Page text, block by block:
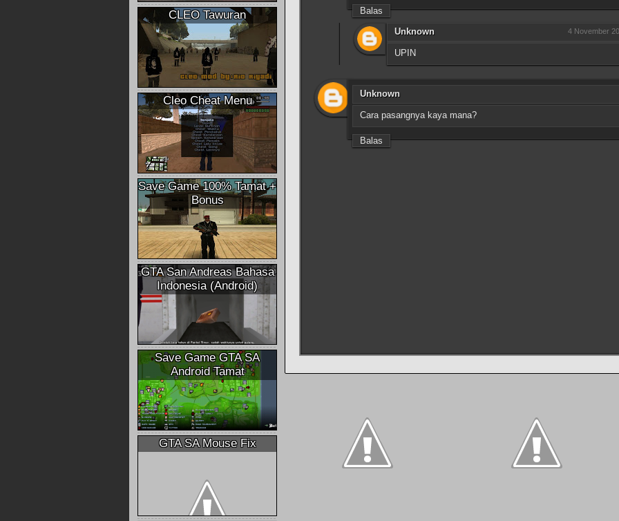
Balas
Unknown
4 November
UPIN
Unknown
Cara pasangnya kaya mana?
Balas
CLEO Tawuran
Cleo Cheat Menu
Save Game 100% Tamat +
Bonus
GTA San Andreas Bahasa
Indonesia (Android)
Save Game GTA SA
Android Tamat
GTA SA Mouse Fix